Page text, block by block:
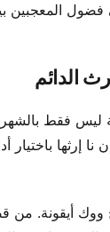
المعجبين
الدائم
ليس فقط
إرثها باختيار
ووك أيقونة.